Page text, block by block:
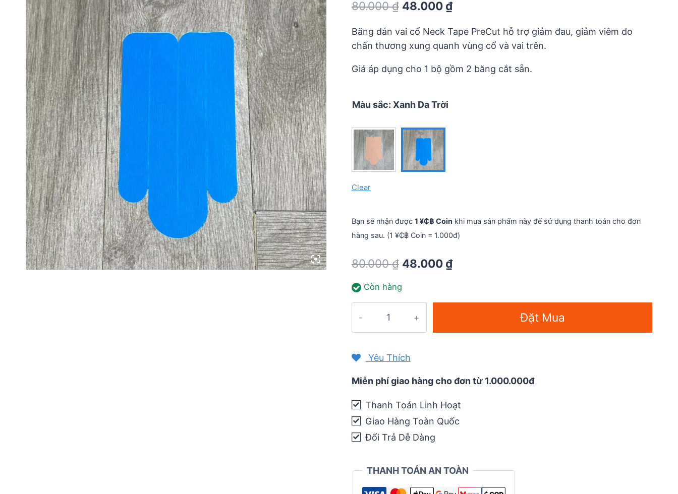
out
80.000₫ Original
was:
80.000 ₫.
48.000 ₫Current
is:
48.000 ₫.
Băng dán vai cổ Neck Tape PreCut hỗ trợ giảm đau, giảm viêm do
chấn thương xung quanh vùng cổ và vai trên.
Giá áp dụng cho 1 bộ gồm 2 băng cắt sẵn.
Màu sắc: Xanh Da Trời
Clear
Bạn sẽ nhận được 1 ¥₵฿ Coin khi mua sản phẩm này để sử dụng thanh toán cho đơn
hàng sau. (1 ¥₵฿ Coin = 1.000đ)
80.000₫ Original
was:
80.000 ₫.
48.000 ₫Current
48.000 ₫.
Còn hàng
cổ
Tape
PreCut
(2
băng)
Đặt Mua
Yêu Thích
Miễn phí giao hàng cho đơn từ 1.000.000đ
Thanh Toán Linh Hoạt
Giao Hàng Toàn Quốc
Đổi Trả Dễ Dàng
THANH TOÁN AN TOÀN